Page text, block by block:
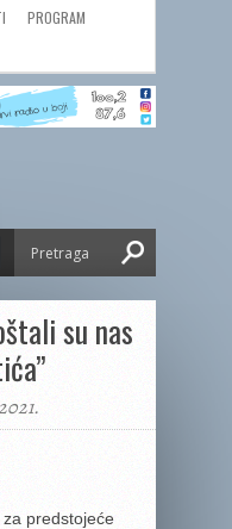
PROGRAM
su nas
predstojeće